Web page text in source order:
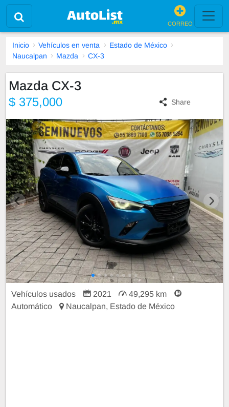
CORREO
Inicio Vehículos en venta
Estado de México
Naucalpan
Mazda CX-3
Mazda CX-3
$ 375,000 Share
Vehículos usados 2021
49,295 km
Automático
Naucalpan, Estado de México